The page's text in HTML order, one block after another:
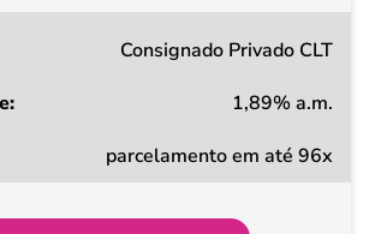
Consignado Privado CLT
1,89% a.m.
parcelamento em até 96x